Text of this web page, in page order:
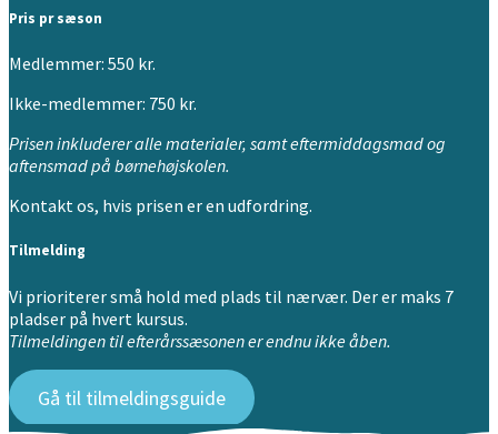
Pris pr sæson
Medlemmer: 550 kr.
Ikke-medlemmer: 750 kr.
Prisen inkluderer alle materialer, samt eftermiddagsmad og
aftensmad på børnehøjskolen.
Kontakt os, hvis prisen er en udfordring.
Tilmelding
Vi prioriterer små hold med plads til nærvær. Der er maks 7
pladser på hvert kursus.
Tilmeldingen til efterårssæsonen er endnu ikke åben.
Gå til tilmeldingsguide